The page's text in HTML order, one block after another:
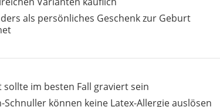
als persönliches Geschenk zur Geburt
sollte im besten Fall graviert sein
Schnuller können keine Latex-Allergie auslösen